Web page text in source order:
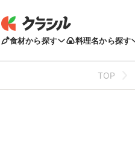
食材から探す 料理名から探す
TOP